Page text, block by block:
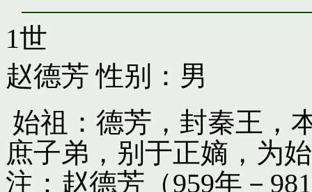
1世
赵德芳 性别：男
始祖：德芳，封秦王，
庶子弟，别于正嫡，为
注：赵德芳（959年－